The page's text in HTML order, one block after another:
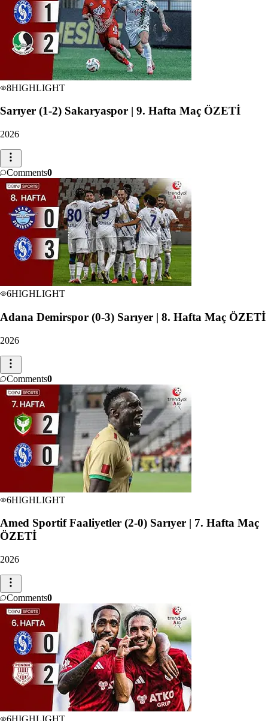
8HIGHLIGHT
Sarıyer (1-2) Sakaryaspor | 9. Hafta Maç ÖZETİ
2026
Comments0
6HIGHLIGHT
Adana Demirspor (0-3) Sarıyer | 8. Hafta Maç ÖZETİ
2026
Comments0
6HIGHLIGHT
Amed Sportif Faaliyetler (2-0) Sarıyer | 7. Hafta Maç
ÖZETİ
2026
Comments0
6HIGHLIGHT